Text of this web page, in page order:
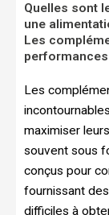
Quelles sont
une
Les
Les
maximiser
souvent sous
conçus pour
fournissant
difficiles à